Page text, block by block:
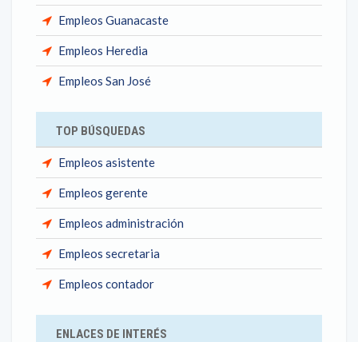
Empleos Guanacaste
Empleos Heredia
Empleos San José
TOP BÚSQUEDAS
Empleos asistente
Empleos gerente
Empleos administración
Empleos secretaria
Empleos contador
ENLACES DE INTERÉS